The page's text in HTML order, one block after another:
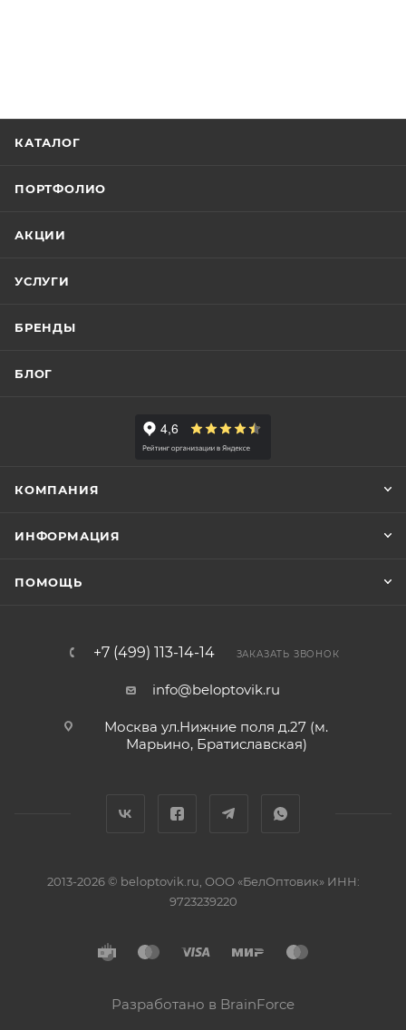
КАТАЛОГ
ПОРТФОЛИО
АКЦИИ
УСЛУГИ
БРЕНДЫ
БЛОГ
КОМПАНИЯ
ИНФОРМАЦИЯ
ПОМОЩЬ
+7 (499) 113-14-14 ЗАКАЗАТЬ ЗВОНОК
info@beloptovik.ru
Москва ул.Нижние поля д.27 (м.
Марьино, Братиславская)
2013-2026 © beloptovik.ru, ООО «БелОптовик» ИНН:
9723239220
Разработано в BrainForce